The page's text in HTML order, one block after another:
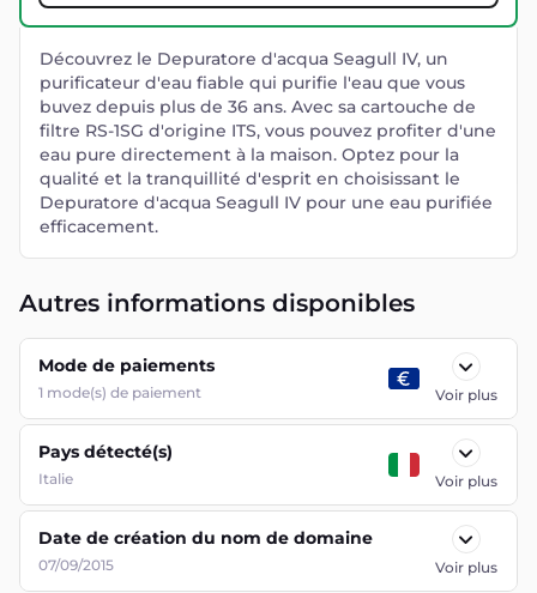
Découvrez le Depuratore d'acqua Seagull IV, un
purificateur d'eau fiable qui purifie l'eau que vous
buvez depuis plus de 36 ans. Avec sa cartouche de
filtre RS-1SG d'origine ITS, vous pouvez profiter d'une
eau pure directement à la maison. Optez pour la
qualité et la tranquillité d'esprit en choisissant le
Depuratore d'acqua Seagull IV pour une eau purifiée
efficacement.
Autres informations disponibles
Mode de paiements
1 mode(s) de paiement Voir plus
Pays détecté(s)
Italie Voir plus
Date de création du nom de domaine
07/09/2015 Voir plus